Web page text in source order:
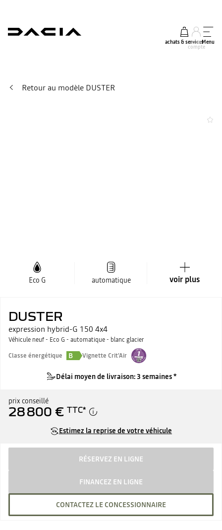
achats & services
mon
compte
Menu
Retour au modèle DUSTER
Eco G automatique voir plus
DUSTER
expression hybrid-G 150 4x4
Véhicule neuf - Eco G - automatique - blanc glacier
Classe énergétique
B Vignette Crit'Air
Délai moyen de livraison: 3 semaines *
prix conseillé
28 800 € TTC*
Estimez la reprise de votre véhicule
RÉSERVEZ EN LIGNE
FINANCEZ EN LIGNE
CONTACTEZ LE CONCESSIONNAIRE